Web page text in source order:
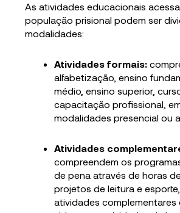
As atividades educacionais
população prisional podem ser
modalidades:
Atividades formais:
alfabetização, ensino
médio, ensino superior,
capacitação profissional,
modalidades presencial ou
Atividades
compreendem os
de pena através de horas
projetos de leitura e
atividades complementares